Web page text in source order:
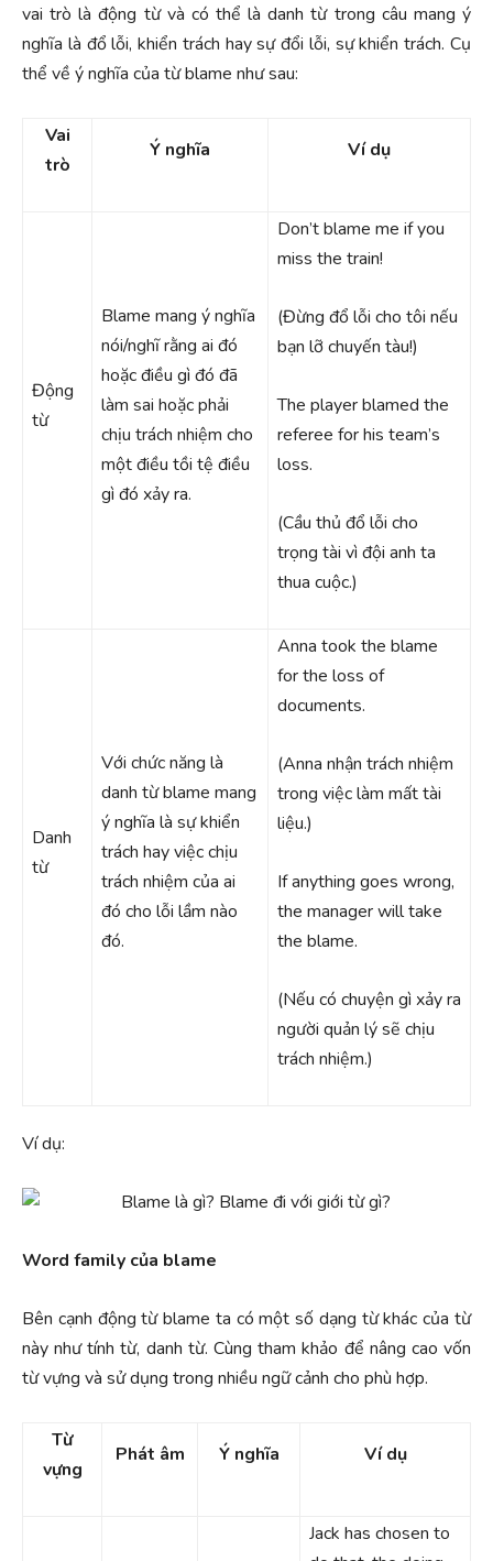
vai trò là động từ và có thể là danh từ trong câu mang ý
nghĩa là đổ lỗi, khiển trách hay sự đổi lỗi, sự khiển trách. Cụ
thể về ý nghĩa của từ blame như sau:
Vai
trò
Ý nghĩa Ví dụ
Động
từ
Blame mang ý nghĩa
nói/nghĩ rằng ai đó
hoặc điều gì đó đã
làm sai hoặc phải
chịu trách nhiệm cho
một điều tồi tệ điều
gì đó xảy ra.
Don’t blame me if you
miss the train!
(Đừng đổ lỗi cho tôi nếu
bạn lỡ chuyến tàu!)
The player blamed the
referee for his team’s
loss.
(Cầu thủ đổ lỗi cho
trọng tài vì đội anh ta
thua cuộc.)
Danh
từ
Với chức năng là
danh từ blame mang
ý nghĩa là sự khiển
trách hay việc chịu
trách nhiệm của ai
đó cho lỗi lầm nào
đó.
Anna took the blame
for the loss of
documents.
(Anna nhận trách nhiệm
trong việc làm mất tài
liệu.)
If anything goes wrong,
the manager will take
the blame.
(Nếu có chuyện gì xảy ra
người quản lý sẽ chịu
trách nhiệm.)
Ví dụ:
Word family của blame
Bên cạnh động từ blame ta có một số dạng từ khác của từ
này như tính từ, danh từ. Cùng tham khảo để nâng cao vốn
từ vựng và sử dụng trong nhiều ngữ cảnh cho phù hợp.
Từ
vựng
Phát âm Ý nghĩa Ví dụ
Jack has chosen to